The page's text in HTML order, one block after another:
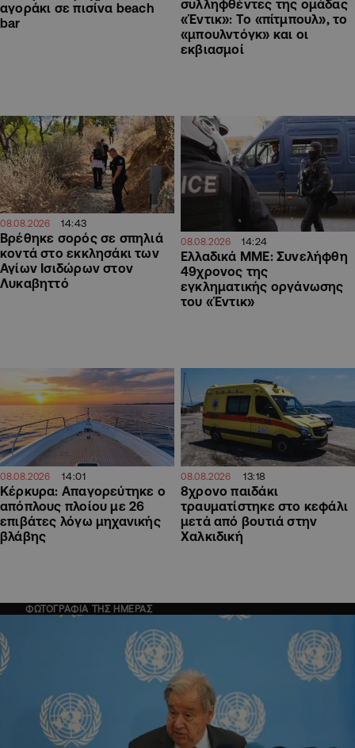
αγοράκι σε πισίνα beach
bar
συλληφθέντες της ομάδας
«Έντικ»: Το «πίτμπουλ», το
«μπουλντόγκ» και οι
εκβιασμοί
08.08.2026 14:43
Βρέθηκε σορός σε σπηλιά
κοντά στο εκκλησάκι των
Αγίων Ισιδώρων στον
Λυκαβηττό
08.08.2026 14:24
Ελλαδικά ΜΜΕ: Συνελήφθη
49χρονος της
εγκληματικής οργάνωσης
του «Έντικ»
08.08.2026 14:01
Κέρκυρα: Απαγορεύτηκε ο
απόπλους πλοίου με 26
επιβάτες λόγω μηχανικής
βλάβης
08.08.2026 13:18
8χρονο παιδάκι
τραυματίστηκε στο κεφάλι
μετά από βουτιά στην
Χαλκιδική
ΦΩΤΟΓΡΑΦΙΑ ΤΗΣ ΗΜΕΡΑΣ